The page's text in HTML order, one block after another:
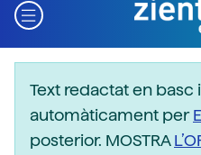
Text redactat en basc
automàticament per
posterior. MOSTRA